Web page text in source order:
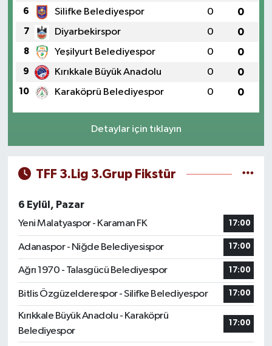
6 Silifke Belediyespor 0 0
7 Diyarbekirspor 0 0
8 Yeşilyurt Belediyespor 0 0
9 Kırıkkale Büyük Anadolu 0 0
10 Karaköprü Belediyespor 0 0
Detaylar için tıklayın
TFF 3.Lig 3.Grup Fikstür
6 Eylül, Pazar
Yeni Malatyaspor - Karaman FK
17:00
Adanaspor - Niğde Belediyesispor 17:00
Ağrı 1970 - Talasgücü Belediyespor 17:00
Bitlis Özgüzelderespor - Silifke Belediyespor 17:00
Kırıkkale Büyük Anadolu - Karaköprü
Belediyespor
17:00